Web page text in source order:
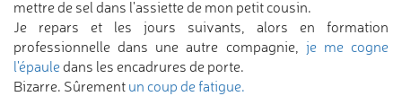
mettre de sel dans l'assiette de mon petit cousin.
Je repars et les jours suivants, alors en formation
professionnelle dans une autre compagnie, je me cogne
l'épauledans les encadrures de porte.
Bizarre. Sûrement un coup de fatigue.